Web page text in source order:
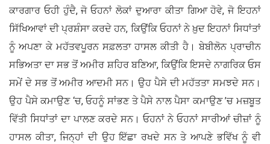
ਕਾਰਗਾਰ ਓਹੀ ਹੁੰਦੈ, ਜੋ ਓਹਨਾਂ ਲੋਕਾਂ ਦੁਆਰਾ ਕੀਤਾ ਗਿਆ ਹੋਵੇ, ਜੋ ਇਹਨਾਂ
ਸਿੱਖਿਆਵਾਂ ਦੀ ਪ੍ਰਸ਼ੰਸਾ ਕਰਦੇ ਹਨ, ਕਿਉਂਕਿ ਓਹਨਾਂ ਨੇ ਖ਼ੁਦ ਇਹਨਾਂ ਸਿਧਾਂਤਾਂ
ਨੂੰ ਅਪਣਾ ਕੇ ਮਹੱਤਵਪੂਰਨ ਸਫ਼ਲਤਾ ਹਾਸਲ ਕੀਤੀ ਹੈ। ਬੇਬੀਲੋਨ ਪ੍ਰਾਚੀਨ
ਸਭਿਅਤਾ ਦਾ ਸਭ ਤੋਂ ਅਮੀਰ ਸ਼ਹਿਰ ਬਣਿਆ, ਕਿਉਂਕਿ ਇਸਦੇ ਨਾਗਰਿਕ ਓਸ
ਸਮੇਂ ਦੇ ਸਭ ਤੋਂ ਅਮੀਰ ਆਦਮੀ ਸਨ। ਉਹ ਪੈਸੇ ਦੀ ਮਹੱਤਤਾ ਸਮਝਦੇ ਸਨ।
ਉਹ ਪੈਸੇ ਕਮਾਉਣ ‘ਚ, ਓਹਨੂੰ ਸਾਂਭਣ ਤੇ ਪੈਸੇ ਨਾਲ ਪੈਸਾ ਕਮਾਉਣ ’ਚ ਮਜ਼ਬੂਤ
ਵਿੱਤੀ ਸਿਧਾਂਤਾਂ ਦਾ ਪਾਲਣ ਕਰਦੇ ਸਨ। ਓਹਨਾਂ ਨੇ ਓਹਨਾਂ ਸਾਰੀਆਂ ਚੀਜ਼ਾਂ ਨੂੰ
ਹਾਸਲ ਕੀਤਾ, ਜਿਨ੍ਹਾਂ ਦੀ ਉਹ ਇੱਛਾ ਰਖਦੇ ਸਨ ਤੇ ਆਪਣੇ ਭਵਿੱਖ ਨੂੰ ਵੀ